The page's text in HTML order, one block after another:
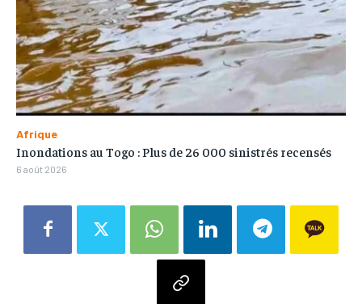
Afrique
Inondations au Togo : Plus de 26 000 sinistrés recensés
6 août 2026